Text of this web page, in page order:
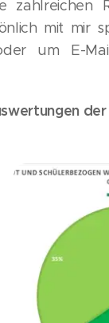
zahlreichen
mit mir
um E-